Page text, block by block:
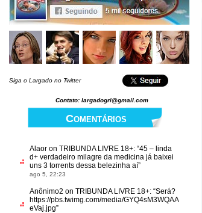
Siga o Largado no Twitter
Contato: largadogri@gmail.com
Comentários
Alaor on TRIBUNDA LIVRE 18+: “45 – linda
d+ verdadeiro milagre da medicina já baixei
uns 3 torrents dessa belezinha aí”
ago 5, 22:23
Anônimo2 on TRIBUNDA LIVRE 18+: “Será?
https://pbs.twimg.com/media/GYQ4sM3WQAA
eVaj.jpg”